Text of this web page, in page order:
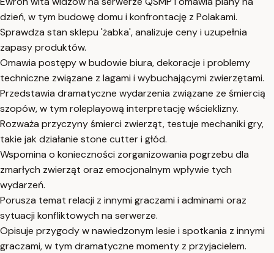
dzień, w tym budowę domu i konfrontację z Polakami.
Sprawdza stan sklepu 'żabka', analizuje ceny i uzupełnia
zapasy produktów.
Omawia postępy w budowie biura, dekoracje i problemy
techniczne związane z lagami i wybuchającymi zwierzętami.
Przedstawia dramatyczne wydarzenia związane ze śmiercią
szopów, w tym roleplayową interpretację wścieklizny.
Rozważa przyczyny śmierci zwierząt, testuje mechaniki gry,
takie jak działanie stone cutter i głód.
Wspomina o konieczności zorganizowania pogrzebu dla
zmarłych zwierząt oraz emocjonalnym wpływie tych
wydarzeń.
Porusza temat relacji z innymi graczami i adminami oraz
sytuacji konfliktowych na serwerze.
Opisuje przygody w nawiedzonym lesie i spotkania z innymi
graczami, w tym dramatyczne momenty z przyjacielem.